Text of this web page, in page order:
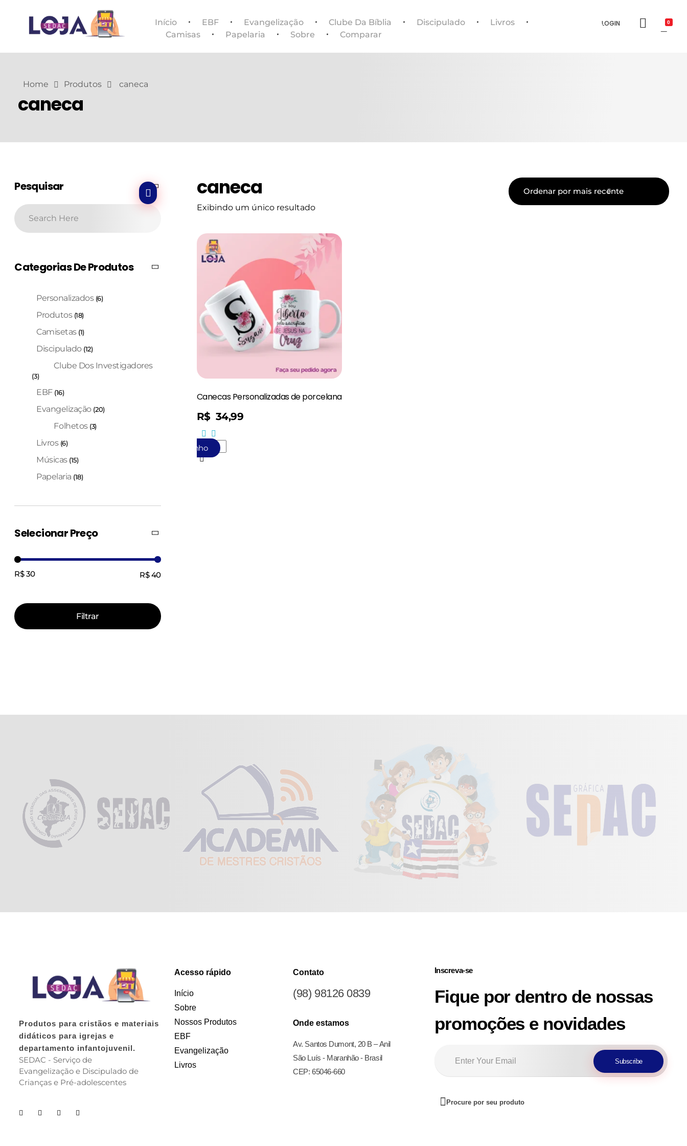
Início EBF Evangelização Clube Da Bíblia Discipulado
Livros
Camisas
Papelaria Sobre Comparar
LOGIN 0
Home Produtos caneca
caneca
caneca
Exibindo um único resultado
Canecas Personalizadas de porcelana
R$ 34,99
Adicionar Ao Carrinho
Pesquisar
Categorias De Produtos
Personalizados (6)
Produtos (18)
Camisetas (1)
Discipulado (12)
Clube Dos Investigadores
(3)
EBF (16)
Evangelização (20)
Folhetos (3)
Livros (6)
Músicas (15)
Papelaria (18)
Selecionar Preço
Filtrar
R$ 30 R$ 40
Produtos para cristãos e materiais
didáticos para igrejas e
departamento infantojuvenil.
SEDAC - Serviço de
Evangelização e Discipulado de
Crianças e Pré-adolescentes
Acesso rápido
Início
Sobre
Nossos Produtos
EBF
Evangelização
Livros
Contato
(98) 98126 0839
Onde estamos
Av. Santos Dumont, 20 B – Anil
São Luís - Maranhão - Brasil
CEP: 65046-660
Inscreva-se
Fique por dentro de nossas
promoções e novidades
Procure por seu produto